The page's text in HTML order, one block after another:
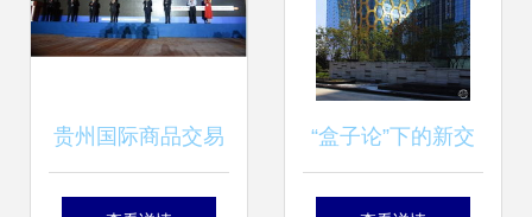
贵州国际商品交易
中心开业 大数据驱
“盒子论”下的新交
易枢纽 V-Shaped